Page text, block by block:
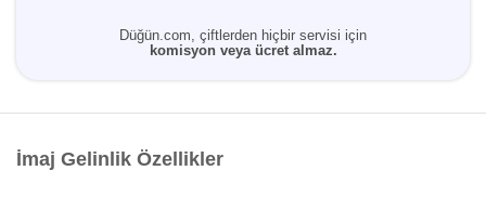
Düğün.com, çiftlerden hiçbir servisi için
komisyon veya ücret almaz.
İmaj Gelinlik Özellikler